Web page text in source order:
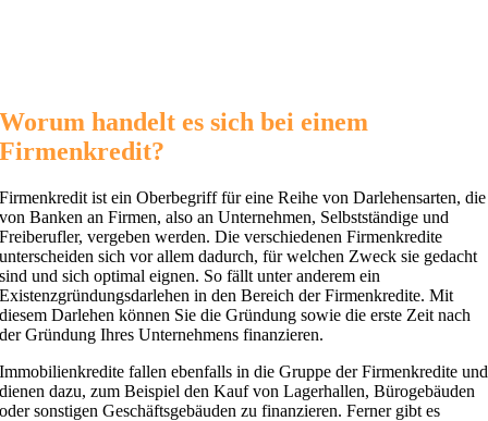
Worum handelt es sich bei einem
Firmenkredit?
Firmenkredit ist ein Oberbegriff für eine Reihe von Darlehensarten, die
von Banken an Firmen, also an Unternehmen, Selbstständige und
Freiberufler, vergeben werden. Die verschiedenen Firmenkredite
unterscheiden sich vor allem dadurch, für welchen Zweck sie gedacht
sind und sich optimal eignen. So fällt unter anderem ein
Existenzgründungsdarlehen in den Bereich der Firmenkredite. Mit
diesem Darlehen können Sie die Gründung sowie die erste Zeit nach
der Gründung Ihres Unternehmens finanzieren.
Immobilienkredite fallen ebenfalls in die Gruppe der Firmenkredite und
dienen dazu, zum Beispiel den Kauf von Lagerhallen, Bürogebäuden
oder sonstigen Geschäftsgebäuden zu finanzieren. Ferner gibt es